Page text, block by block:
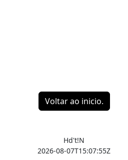
Voltar ao inicio.
Hd't!N
2026-08-07T15:07:55Z